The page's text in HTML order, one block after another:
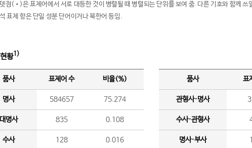
점(•)은 표제어에서 서로 대등한 것이 병렬될 때 병렬되는 단위를 보여 줌. 다른 기호와 함께 쓰
표제 항은 단일 성분 단어이거나 북한어 등임.
황1)
품사 표제어 수 비율(%)
명사 584657 75.274
명사 835 0.108
수사 128 0.016
품사 표
관형사·명사
수사·관형사
명사·부사